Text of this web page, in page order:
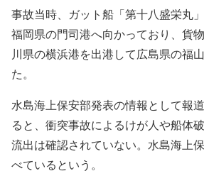
事故当時、ガット船「第十八盛栄丸
福岡県の門司港へ向かっており、貨
川県の横浜港を出港して広島県の福
た。
水島海上保安部発表の情報として報
ると、衝突事故によるけが人や船体
流出は確認されていない。水島海上
べているという。